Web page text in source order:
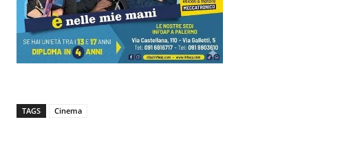
TAGS Cinema